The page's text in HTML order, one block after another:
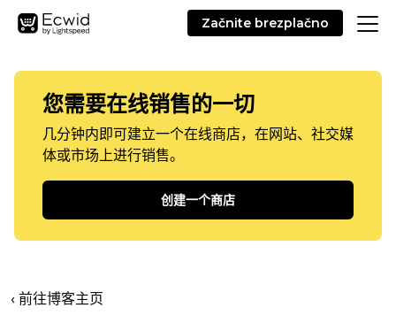
Začnite brezplačno
您需要在线销售的一切
几分钟内即可建立一个在线商店，在网站、社交媒
体或市场上进行销售。
创建一个商店
‹ 前往博客主页